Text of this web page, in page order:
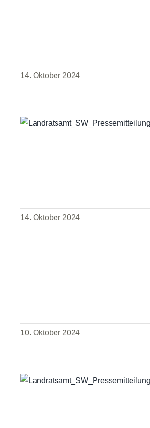
14. Oktober 2024
14. Oktober 2024
10. Oktober 2024